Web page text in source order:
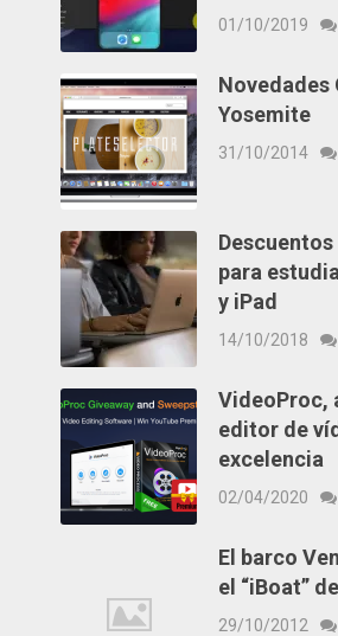
01/10/2019
Novedades
Yosemite
31/10/2014
para
y iPad
14/10/2018
VideoProc,
editor de
excelencia
02/04/2020
El barco
el “iBoat”
29/10/2012